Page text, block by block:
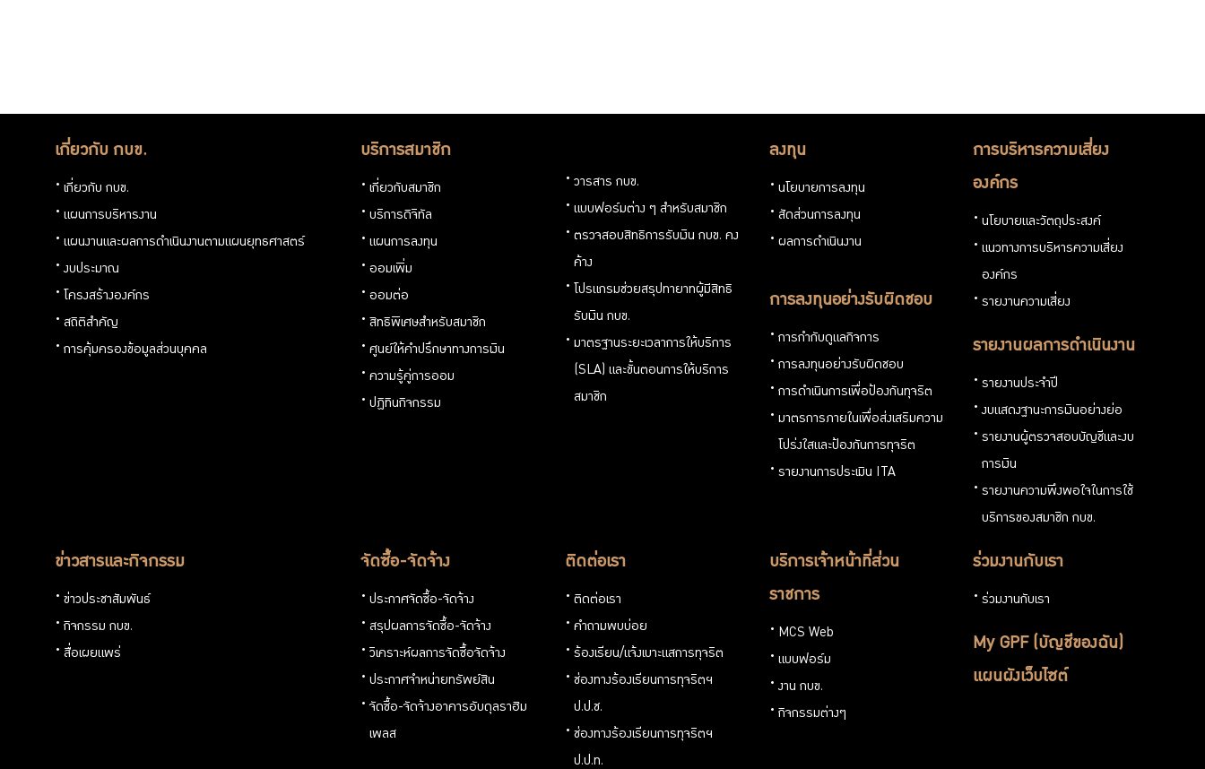
ซื้อ-
อาคาร
ราฮิม
เพลส
เกี่ยวกับ กบข.
เกี่ยวกับ กบข.
แผนการบริหารงาน
แผนงานและผลการดำเนินงานตามแผนยุทธศาสตร์
งบประมาณ
โครงสร้างองค์กร
สถิติสำคัญ
การคุ้มครองข้อมูลส่วนบุคคล
บริการสมาชิก
เกี่ยวกับสมาชิก
บริการดิจิทัล
แผนการลงทุน
ออมเพิ่ม
ออมต่อ
สิทธิพิเศษสำหรับสมาชิก
ศูนย์ให้คำปรึกษาทางการเงิน
ความรู้คู่การออม
ปฏิทินกิจกรรม
วารสาร กบข.
แบบฟอร์มต่าง ๆ สำหรับสมาชิก
ตรวจสอบสิทธิการรับเงิน กบข. คง
ค้าง
โปรแกรมช่วยสรุปทายาทผู้มีสิทธิ
รับเงิน กบข.
มาตรฐานระยะเวลาการให้บริการ
(SLA) และขั้นตอนการให้บริการ
สมาชิก
ลงทุน
นโยบายการลงทุน
สัดส่วนการลงทุน
ผลการดำเนินงาน
การลงทุนอย่างรับผิดชอบ
การกำกับดูแลกิจการ
การลงทุนอย่างรับผิดชอบ
การดำเนินการเพื่อป้องกันทุจริต
มาตรการภายในเพื่อส่งเสริมความ
โปร่งใสและป้องกันการทุจริต
รายงานการประเมิน ITA
การบริหารความเสี่ยง
องค์กร
นโยบายและวัตถุประสงค์
แนวทางการบริหารความเสี่ยง
องค์กร
รายงานความเสี่ยง
รายงานผลการดำเนินงาน
รายงานประจำปี
งบแสดงฐานะการเงินอย่างย่อ
รายงานผู้ตรวจสอบบัญชีและงบ
การเงิน
รายงานความพึงพอใจในการใช้
บริการของสมาชิก กบข.
ข่าวสารและกิจกรรม
ข่าวประชาสัมพันธ์
กิจกรรม กบข.
สื่อเผยแพร่
จัดซื้อ-จัดจ้าง
ประกาศจัดซื้อ-จัดจ้าง
สรุปผลการจัดซื้อ-จัดจ้าง
วิเคราะห์ผลการจัดซื้อจัดจ้าง
ประกาศจำหน่ายทรัพย์สิน
จัดซื้อ-จัดจ้างอาคารอับดุลราฮิม
เพลส
ติดต่อเรา
ติดต่อเรา
คำถามพบบ่อย
ร้องเรียน/แจ้งเบาะแสการทุจริต
ช่องทางร้องเรียนการทุจริตฯ
ป.ป.ช.
ช่องทางร้องเรียนการทุจริตฯ
ป.ป.ท.
บริการเจ้าหน้าที่ส่วน
ราชการ
MCS Web
แบบฟอร์ม
งาน กบข.
กิจกรรมต่างๆ
ร่วมงานกับเรา
ร่วมงานกับเรา
My GPF (บัญชีของฉัน)
แผนผังเว็บไซต์